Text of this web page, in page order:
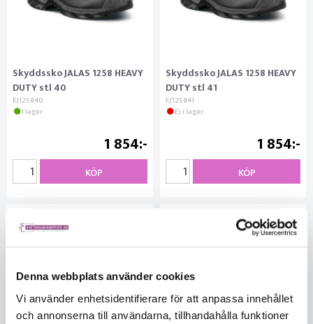
Denna webbplats använder cookies
Vi använder enhetsidentifierare för att anpassa innehållet
och annonserna till användarna, tillhandahålla funktioner
Skyddssko JALAS 1258 HEAVY
DUTY stl 40
EJ125840
I lager
1 854
KÖP
Skyddssko JALAS 1258 HEAVY
DUTY stl 41
EJ125841
Ej i lager
1 854
KÖP